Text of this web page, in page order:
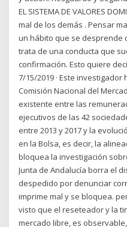
EL SISTEMA DE VALORES
mal de los demás . Pensar
un hábito que se desprende
trata de una conducta que
confirmación. Esto quiere
7/15/2019 · Este
Comisión Nacional del
existente entre las
ejecutivos de las 42
entre 2013 y 2017 y la
en la Bolsa, es decir, la
bloquea la investigación
Junta de Andalucía borra el
despedido por denunciar
imprime mal y se bloquea.
visto que el reseteador y la
mercado libre, es